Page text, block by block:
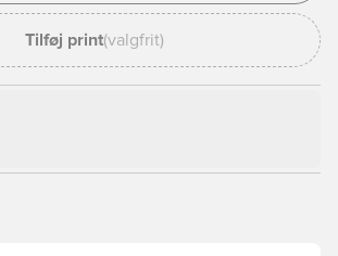
Tilføj print(valgfrit)